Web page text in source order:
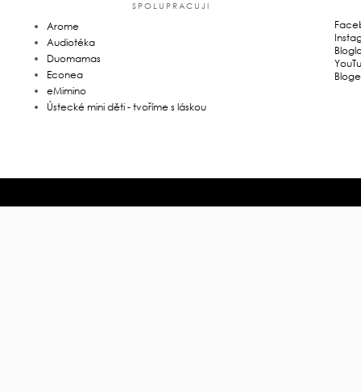
SPOLUPRACUJI
Arome
Audiotéka
Duomamas
Econea
eMimino
Ústecké mini děti - tvoříme s láskou